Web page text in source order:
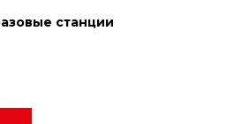
станции